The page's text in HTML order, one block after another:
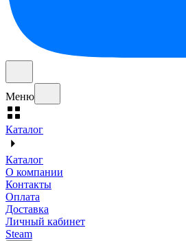
Меню
Каталог
Каталог
О компании
Контакты
Оплата
Доставка
Личный кабинет
Steam